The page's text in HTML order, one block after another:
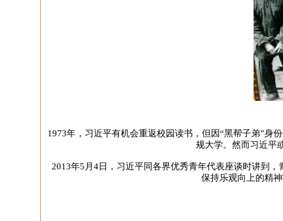
1973年，习近平有机会重返校园读书，但因“黑帮子弟”
规大学。然而习近平
2013年5月4日，习近平同各界优秀青年代表座谈时讲到
保持乐观向上的精